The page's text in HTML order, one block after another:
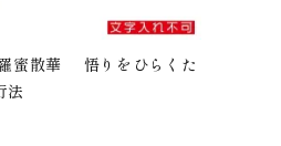
羅蜜散華 悟りをひらくた
法